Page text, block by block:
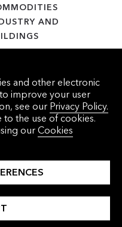
AND
direitos reservados.
and other electronic
improve your user
see our Privacy Policy.
the use of cookies.
ourCookies